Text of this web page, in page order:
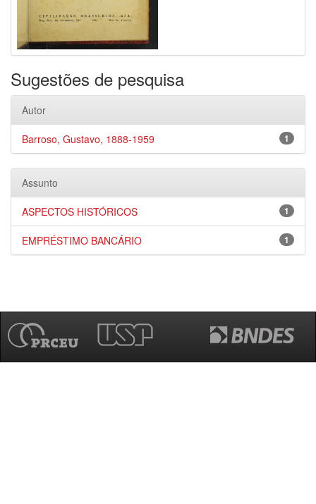
Sugestões de pesquisa
Autor
1
Barroso, Gustavo, 1888-1959
Assunto
1
ASPECTOS HISTÓRICOS
1
EMPRÉSTIMO BANCÁRIO